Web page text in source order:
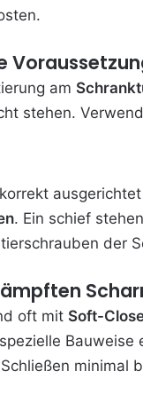
am
stehen.
. Ein schief
der
oft mit Soft-
Bauweise
minimal